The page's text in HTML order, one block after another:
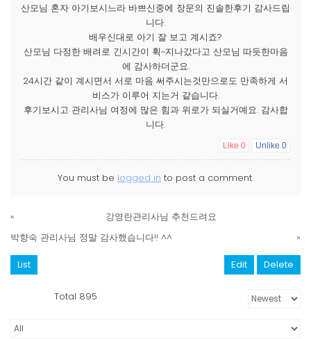
산모님 혼자 아기보시느라 바쁘신중에 장문의 진솔한후기 감사드립
니다.
배우신대로 아기 잘 보고 계시죠?
산모님 다정한 배려로 긴시간이 휙~지나갔다고 산모님 따듯한마음
에 감사하더군요.
24시간 같이 계시면서 서로 마음 써주시는것만으로도 만족하게 서
비스가 이루어 지는거 같습니다.
후기보시고 관리사님 여정에 많은 힘과 위로가 되실거예요. 감사합
니다.
Like 0 Unlike 0
You must be logged in to post a comment.
«
강영란관리사님 추천드려요
박향숙 관리사님 정말 감사했습니다!! ^^
»
List Edit Delete
Total 895